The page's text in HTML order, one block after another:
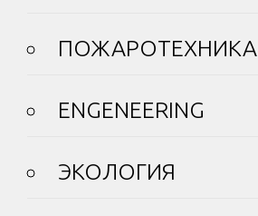
ПОЖАРОТЕХНИКА
ENGENEERING
ЭКОЛОГИЯ